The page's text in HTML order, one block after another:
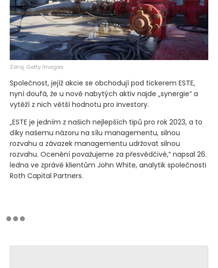
Zdroj: Getty Images
Společnost, jejíž akcie se obchodují pod tickerem ESTE,
nyní doufá, že u nově nabytých aktiv najde „synergie“ a
vytěží z nich větší hodnotu pro investory.
„ESTE je jedním z našich nejlepších tipů pro rok 2023, a to
díky našemu názoru na sílu managementu, silnou
rozvahu a závazek managementu udržovat silnou
rozvahu. Ocenění považujeme za přesvědčivé,“ napsal 26.
ledna ve zprávě klientům John White, analytik společnosti
Roth Capital Partners.